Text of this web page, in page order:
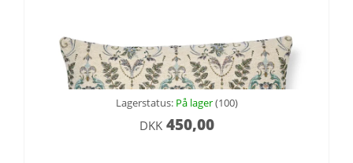
Lagerstatus: På lager(100)
DKK450,00